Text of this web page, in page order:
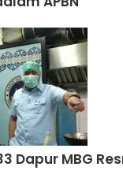
Dapur MBG